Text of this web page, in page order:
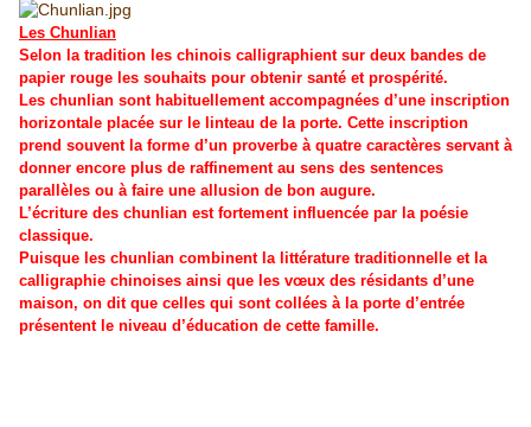
Les Chunlian
Selon la tradition les chinois calligraphient sur deux bandes de
papier rouge les souhaits pour obtenir santé et prospérité.
Les chunlian sont habituellement accompagnées d’une inscription
horizontale placée sur le linteau de la porte. Cette inscription
prend souvent la forme d’un proverbe à quatre caractères servant à
donner encore plus de raffinement au sens des sentences
parallèles ou à faire une allusion de bon augure.
L’écriture des chunlian est fortement influencée par la poésie
classique.
Puisque les chunlian combinent la littérature traditionnelle et la
calligraphie chinoises ainsi que les vœux des résidants d’une
maison, on dit que celles qui sont collées à la porte d’entrée
présentent le niveau d’éducation de cette famille.